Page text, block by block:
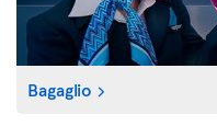
Bagaglio